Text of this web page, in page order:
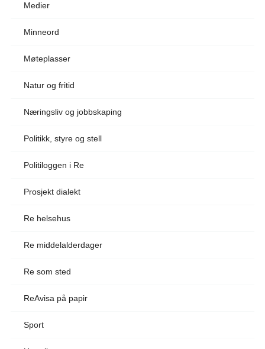
Medier
Minneord
Møteplasser
Natur og fritid
Næringsliv og jobbskaping
Politikk, styre og stell
Politiloggen i Re
Prosjekt dialekt
Re helsehus
Re middelalderdager
Re som sted
ReAvisa på papir
Sport